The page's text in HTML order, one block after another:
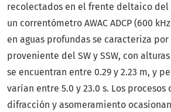
recolectados en el frente deltaico
un correntómetro AWAC ADCP (600
en aguas profundas se caracteriza
proveniente del SW y SSW, con
se encuentran entre 0.29 y 2.23 m, y
varían entre 5.0 y 23.0 s. Los
difracción y asomeramiento